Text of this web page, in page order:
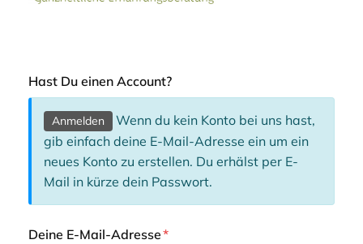
Hast Du einen Account?
Anmelden
Wenn du kein Konto bei uns hast,
gib einfach deine E-Mail-Adresse ein um ein
neues Konto zu erstellen. Du erhälst per E-
Mail in kürze dein Passwort.
Deine E-Mail-Adresse*